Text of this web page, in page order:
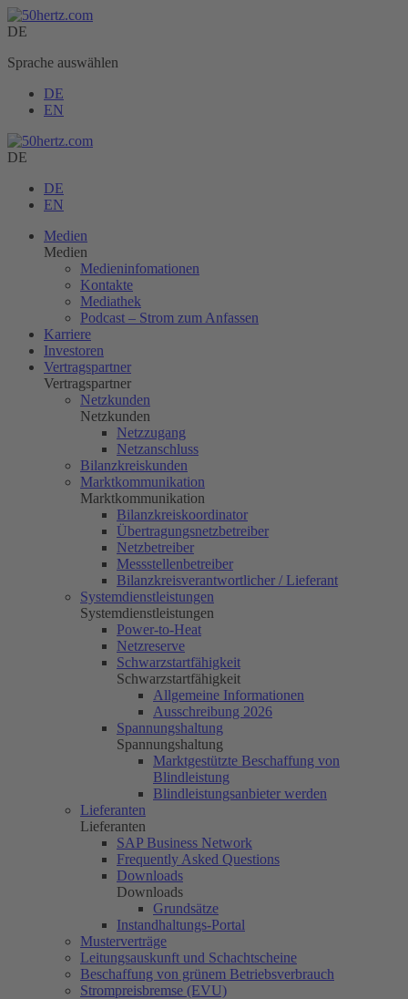
DE
Sprache auswählen
DE
EN
DE
DE
EN
Medien
Medien
Medieninfomationen
Kontakte
Mediathek
Podcast – Strom zum Anfassen
Karriere
Investoren
Vertragspartner
Vertragspartner
Netzkunden
Netzkunden
Netzzugang
Netzanschluss
Bilanzkreiskunden
Marktkommunikation
Marktkommunikation
Bilanzkreiskoordinator
Übertragungsnetzbetreiber
Netzbetreiber
Messstellenbetreiber
Bilanzkreisverantwortlicher / Lieferant
Systemdienstleistungen
Systemdienstleistungen
Power-to-Heat
Netzreserve
Schwarzstartfähigkeit
Schwarzstartfähigkeit
Allgemeine Informationen
Ausschreibung 2026
Spannungshaltung
Spannungshaltung
Marktgestützte Beschaffung von
Blindleistung
Blindleistungsanbieter werden
Lieferanten
Lieferanten
SAP Business Network
Frequently Asked Questions
Downloads
Downloads
Grundsätze
Instandhaltungs-Portal
Musterverträge
Leitungsauskunft und Schachtscheine
Beschaffung von grünem Betriebsverbrauch
Strompreisbremse (EVU)